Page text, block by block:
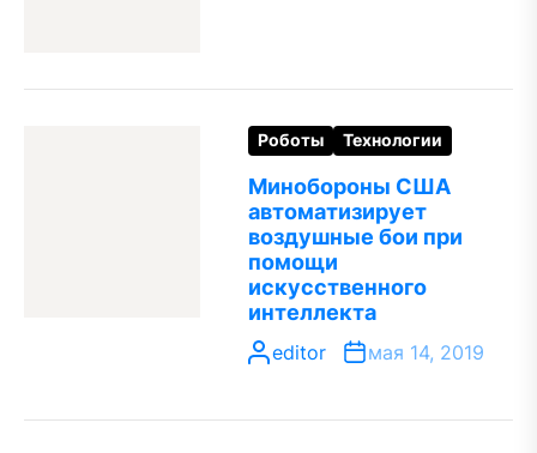
Роботы Технологии
Минобороны США
автоматизирует
воздушные бои при
помощи
искусственного
интеллекта
editor мая 14, 2019